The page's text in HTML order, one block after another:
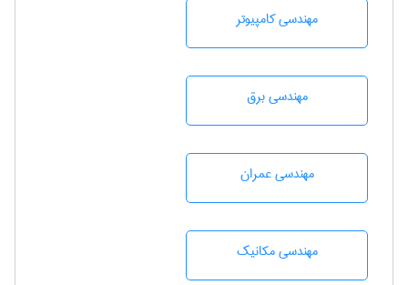
مهندسی كامپيوتر
مهندسی برق
مهندسی عمران
مهندسی مکانیک